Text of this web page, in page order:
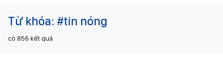
Từ khóa: #tin nóng
có 856 kết quả